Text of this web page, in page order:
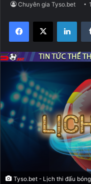
Chuyên gia Tyso.bet
Facebook
X
Tyso.bet - Lịch thi đấu